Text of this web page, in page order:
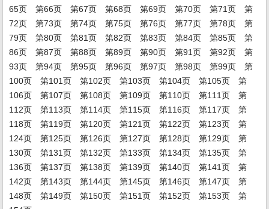
65页
第66页 第67页 第68页 第69页 第70页 第71页
第
72页
第73页 第74页 第75页 第76页 第77页 第78页
第
79页
第80页 第81页 第82页 第83页 第84页 第85页
第
86页
第87页 第88页 第89页 第90页 第91页 第92页
第
93页
第94页 第95页 第96页 第97页 第98页 第99页
第
100页
第101页 第102页 第103页 第104页 第105页
第
106页
第107页 第108页 第109页 第110页 第111页
第
112页
第113页 第114页 第115页 第116页 第117页
第
118页
第119页 第120页 第121页 第122页 第123页
第
124页
第125页 第126页 第127页 第128页 第129页
第
130页
第131页 第132页 第133页 第134页 第135页
第
136页
第137页 第138页 第139页 第140页 第141页
第
142页
第143页 第144页 第145页 第146页 第147页
第
148页
第149页 第150页 第151页 第152页 第153页
第